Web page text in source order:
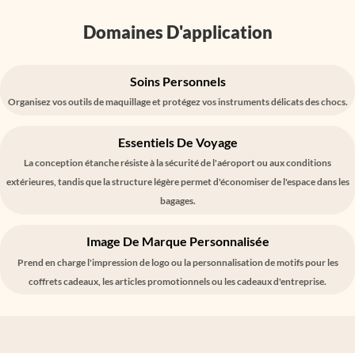
Domaines D'application
Soins Personnels
Organisez vos outils de maquillage et protégez vos instruments délicats des chocs.
Essentiels De Voyage
La conception étanche résiste à la sécurité de l'aéroport ou aux conditions
extérieures, tandis que la structure légère permet d'économiser de l'espace dans les
bagages.
Image De Marque Personnalisée
Prend en charge l'impression de logo ou la personnalisation de motifs pour les
coffrets cadeaux, les articles promotionnels ou les cadeaux d'entreprise.